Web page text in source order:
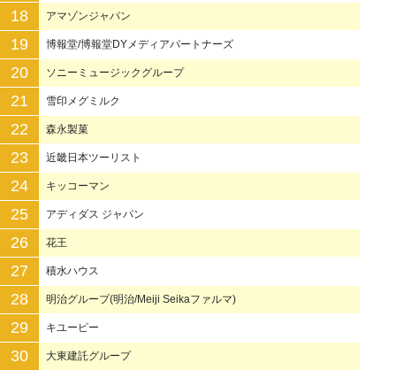
18 アマゾンジャパン
19 博報堂/博報堂DYメディアパートナーズ
20 ソニーミュージックグループ
21 雪印メグミルク
22 森永製菓
23 近畿日本ツーリスト
24 キッコーマン
25 アディダス ジャパン
26 花王
27 積水ハウス
28 明治グループ(明治/Meiji Seikaファルマ)
29 キユーピー
30 大東建託グループ